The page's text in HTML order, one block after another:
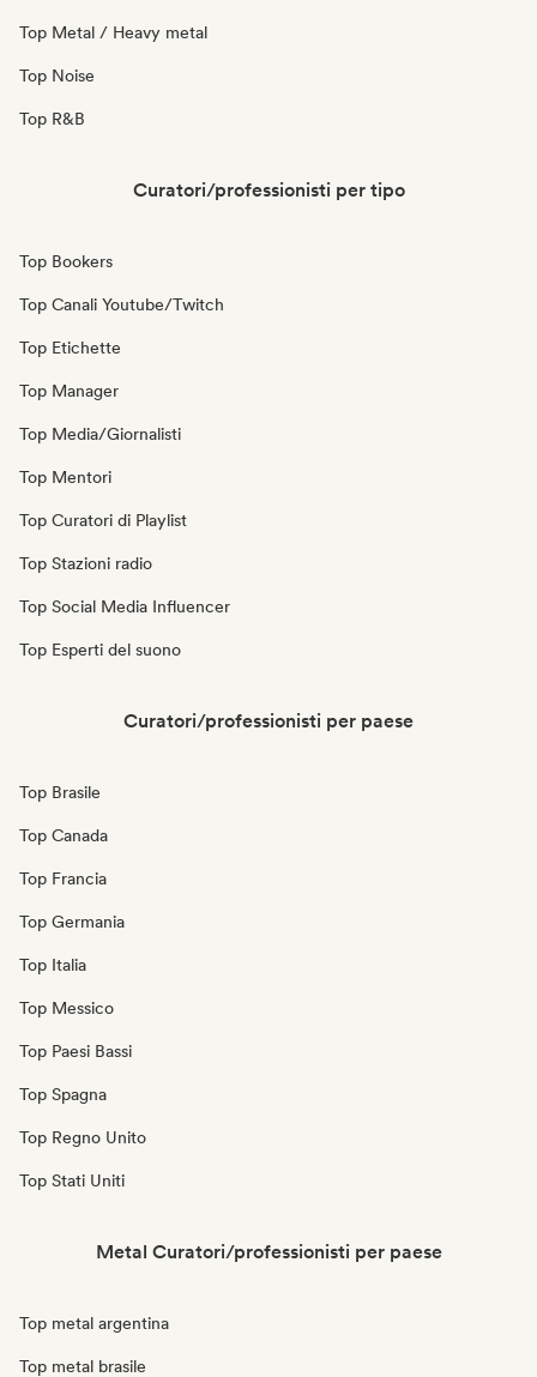
Top Metal / Heavy metal
Top Noise
Top R&B
Curatori/professionisti per tipo
Top Bookers
Top Canali Youtube/Twitch
Top Etichette
Top Manager
Top Media/Giornalisti
Top Mentori
Top Curatori di Playlist
Top Stazioni radio
Top Social Media Influencer
Top Esperti del suono
Curatori/professionisti per paese
Top Brasile
Top Canada
Top Francia
Top Germania
Top Italia
Top Messico
Top Paesi Bassi
Top Spagna
Top Regno Unito
Top Stati Uniti
Metal Curatori/professionisti per paese
Top metal argentina
Top metal brasile